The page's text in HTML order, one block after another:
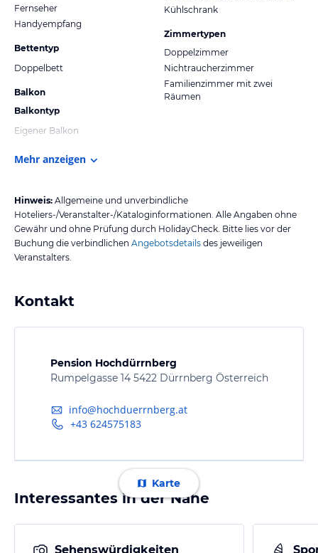
Fernseher
Handyempfang
Bettentyp
Doppelbett
Balkon
Balkontyp
Eigener Balkon
Kühlschrank
Zimmertypen
Doppelzimmer
Nichtraucherzimmer
Familienzimmer mit zwei
Räumen
Mehr anzeigen
Hinweis: Allgemeine und unverbindliche
Hoteliers-/Veranstalter-/Kataloginformationen. Alle Angaben ohne
Gewähr und ohne Prüfung durch HolidayCheck. Bitte lies vor der
Buchung die verbindlichen Angebotsdetails des jeweiligen
Veranstalters.
Kontakt
Pension Hochdürrnberg
Rumpelgasse 14 5422 Dürrnberg Österreich
info@hochduerrnberg.at
+43 624575183
Karte
Interessantes in der Nähe
Sehenswürdigkeiten